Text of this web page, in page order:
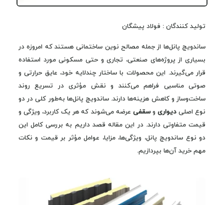
تولید کنندگان : فولاد پیشگان
ساندویچ پانل‌ها از جمله مصالح نوین ساختمانی هستند که امروزه در
بسیاری از پروژه‌های صنعتی، تجاری و حتی مسکونی مورد استفاده
قرار می‌گیرند. این محصولات با ساختار چندلایه خود، عایق حرارتی و
صوتی مناسبی فراهم می‌کنند و نقش مؤثری در تسریع روند
ساخت‌وساز و کاهش هزینه‌ها دارند. ساندویچ پانل‌ها به‌طور کلی در دو
نوع اصلیدیواری وسقفی عرضه می‌شوند که هر یک کاربرد، ویژگی و
قیمت متفاوتی دارند. در این مقاله قصد داریم به بررسی کامل این
دو نوع ساندویچ پانل، ویژگی‌ها، مزایا، عوامل مؤثر بر قیمت و نکات
مهم خرید آن‌ها بپردازیم.